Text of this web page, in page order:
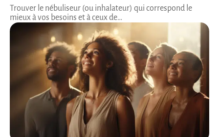
Trouver le nébuliseur (ou inhalateur) qui correspond le
mieux à vos besoins et à ceux de…